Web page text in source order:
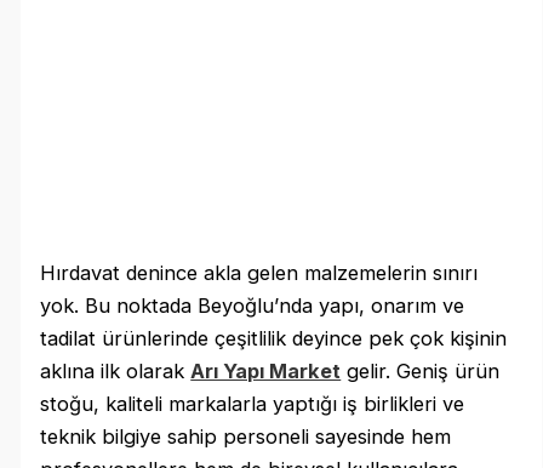
Hırdavat denince akla gelen malzemelerin sınırı
yok. Bu noktada Beyoğlu’nda yapı, onarım ve
tadilat ürünlerinde çeşitlilik deyince pek çok kişinin
aklına ilk olarak Arı Yapı Market gelir. Geniş ürün
stoğu, kaliteli markalarla yaptığı iş birlikleri ve
teknik bilgiye sahip personeli sayesinde hem